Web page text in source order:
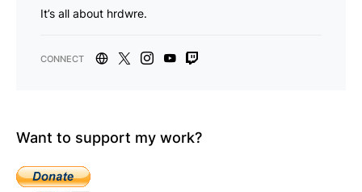
It’s all about hrdwre.
Want to support my work?